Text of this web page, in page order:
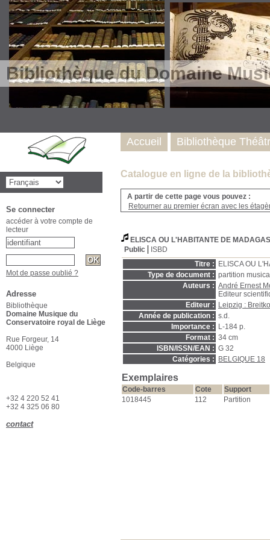
Bibliothèque du Domaine
Catalogue en ligne de la
A partir de cette page vous pouvez :
Retourner au premier écran avec les
ELISCA OU L'HABITANTE DE
Public
ISBD
Titre :
ELISCA OU
Type de document : partition
Auteurs : André Ernest
Editeur
Editeur :
Leipzig :
Année de publication : s.d.
Importance :
L-184 p.
Format : 34 cm
ISBN/ISSN/EAN : G 32
Catégories :
BELGIQUE 18
Exemplaires
Code-barres Cote
Support
1018445
112 Partition
Accueil Bibliothèque
Se connecter
accéder à votre compte de
lecteur
Mot de passe oublié ?
Adresse
Bibliothèque
Domaine Musique du
Conservatoire royal de Liège
Rue Forgeur, 14
4000 Liège
Belgique
+32 4 220 52 41
+32 4 325 06 80
contact